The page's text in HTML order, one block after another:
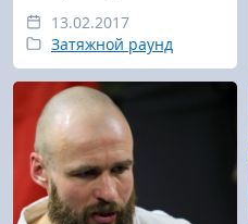
13.02.2017
Затяжной раунд